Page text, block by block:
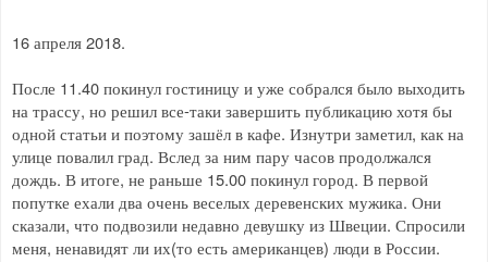
16 апреля 2018.
После 11.40 покинул гостиницу и уже собрался было выходить
на трассу, но решил все-таки завершить публикацию хотя бы
одной статьи и поэтому зашёл в кафе. Изнутри заметил, как на
улице повалил град. Вслед за ним пару часов продолжался
дождь. В итоге, не раньше 15.00 покинул город. В первой
попутке ехали два очень веселых деревенских мужика. Они
сказали, что подвозили недавно девушку из Швеции. Спросили
меня, ненавидят ли их(то есть американцев) люди в России.